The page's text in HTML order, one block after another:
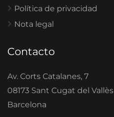
Política de privacidad
Nota legal
Contacto
Av. Corts Catalanes, 7
08173 Sant Cugat del Vallès
Barcelona